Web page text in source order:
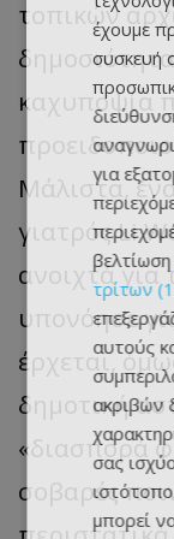
τοπικών
καχυποψία
Μάλιστα,
γιατρός Li
ανοιχτά για
υπονόησε
έρχεται,
δημοτική
«διασπορά
σοβαρές
έχουμε
συσκευή
για
τρίτων
αυτούς
ακριβών
σας
μπορεί